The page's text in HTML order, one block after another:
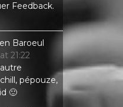
Feedback.
Baroeul
at 21:22
pépouze,
🙂